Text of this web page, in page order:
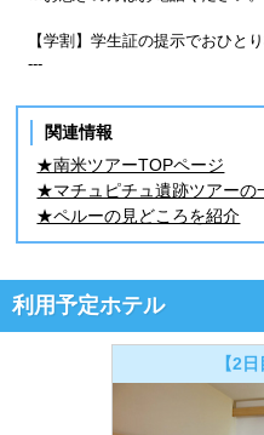
【学割】学生証の提示でおひと
---
関連情報
★南米ツアーTOPページ
★マチュピチュ遺跡ツアーの
★ペルーの見どころを紹介
利用予定ホテル
【2